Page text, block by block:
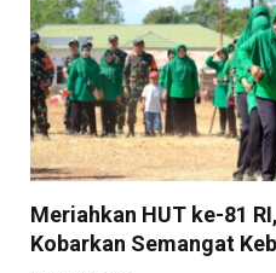
Meriahkan HUT ke-81
Kobarkan Semangat